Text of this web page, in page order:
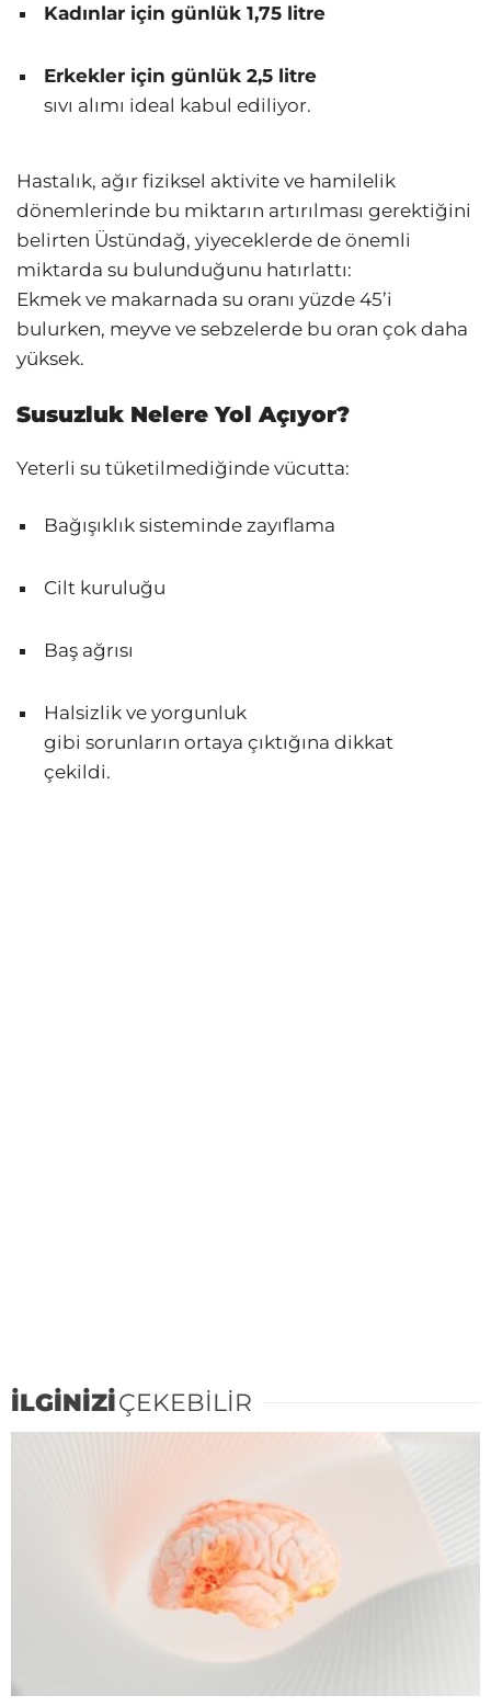
Kadınlar için günlük 1,75 litre
Erkekler için günlük 2,5 litre
sıvı alımı ideal kabul ediliyor.
Hastalık, ağır fiziksel aktivite ve hamilelik
dönemlerinde bu miktarın artırılması gerektiğini
belirten Üstündağ, yiyeceklerde de önemli
miktarda su bulunduğunu hatırlattı:
Ekmek ve makarnada su oranı yüzde 45’i
bulurken, meyve ve sebzelerde bu oran çok daha
yüksek.
Susuzluk Nelere Yol Açıyor?
Yeterli su tüketilmediğinde vücutta:
Bağışıklık sisteminde zayıflama
Cilt kuruluğu
Baş ağrısı
Halsizlik ve yorgunluk
gibi sorunların ortaya çıktığına dikkat
çekildi.
İLGİNİZİÇEKEBİLİR